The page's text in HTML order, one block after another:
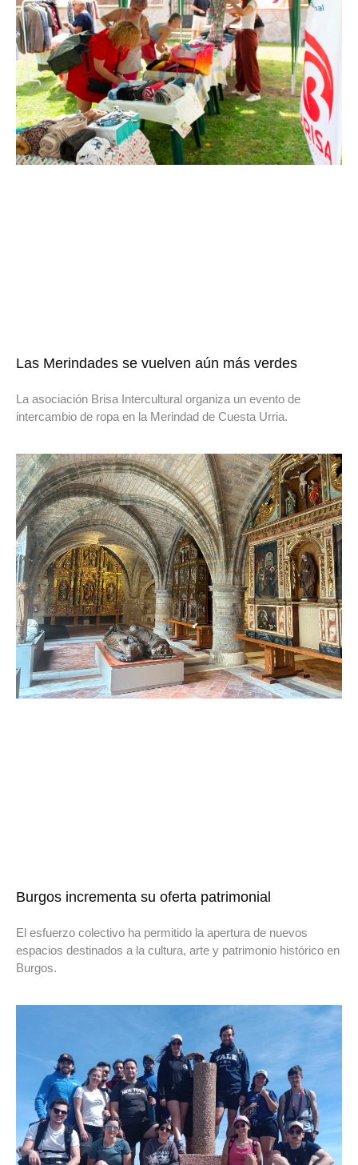
Las Merindades se vuelven aún más verdes
La asociación Brisa Intercultural organiza un evento de
intercambio de ropa en la Merindad de Cuesta Urria.
Burgos incrementa su oferta patrimonial
El esfuerzo colectivo ha permitido la apertura de nuevos
espacios destinados a la cultura, arte y patrimonio histórico en
Burgos.